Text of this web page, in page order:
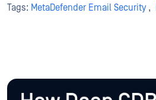
Tags: MetaDefender Email Security,